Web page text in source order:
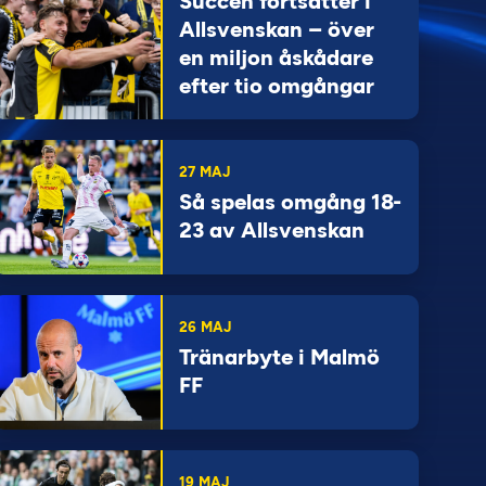
Allsvenskan – över
en miljon åskådare
efter tio omgångar
27 MAJ
Så spelas omgång 18-
23 av Allsvenskan
26 MAJ
Tränarbyte i Malmö
FF
19 MAJ